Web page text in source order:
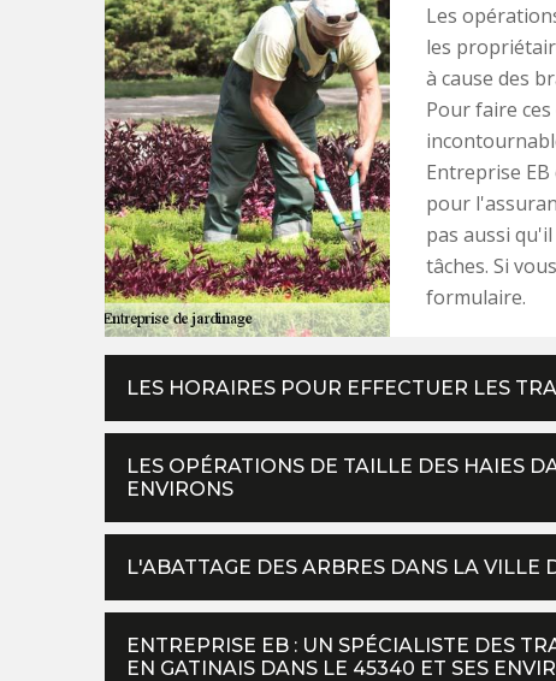
Les
les
à cause des
Pour faire
Entreprise
pour
pas aussi
tâches. Si
formulaire.
LES HORAIRES POUR EFFECTUER LES
LES OPÉRATIONS DE TAILLE DES HAIES
ENVIRONS
L'ABATTAGE DES ARBRES DANS LA VILLE
ENTREPRISE EB : UN SPÉCIALISTE DES
EN GATINAIS DANS LE 45340 ET SES